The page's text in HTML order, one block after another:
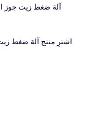
آلة ضغط زيت جوز